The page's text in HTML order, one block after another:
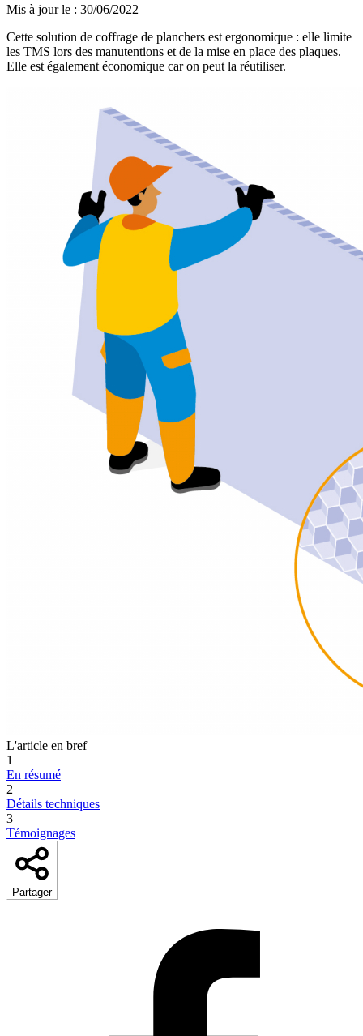
Mis à jour le : 30/06/2022
Cette solution de coffrage de planchers est ergonomique : elle limite
les TMS lors des manutentions et de la mise en place des plaques.
Elle est également économique car on peut la réutiliser.
L'article en bref
1
En résumé
2
Détails techniques
3
Témoignages
Partager